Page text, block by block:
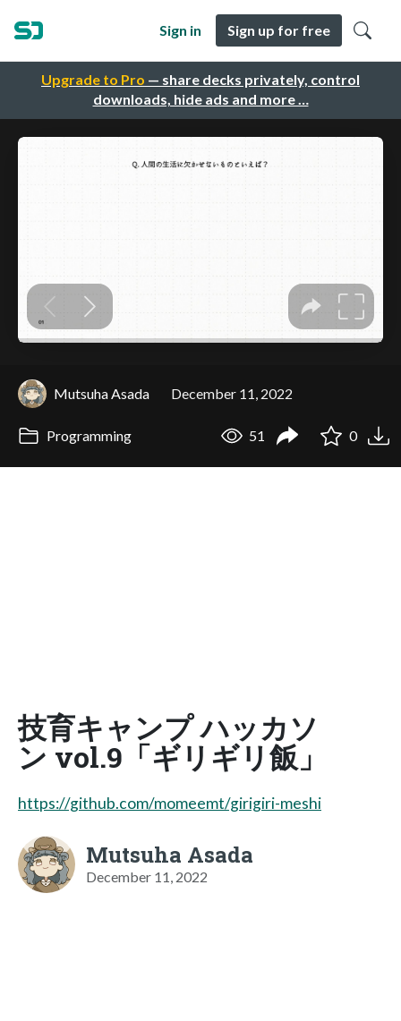
Upgrade to Pro — share decks privately, control
downloads, hide ads and more …
Sign in Sign up for free
Mutsuha Asada December 11, 2022
Programming 51 0
技育キャンプ ハッカソ
ン vol.9「ギリギリ飯」
https://github.com/momeemt/girigiri-meshi
Mutsuha Asada
December 11, 2022